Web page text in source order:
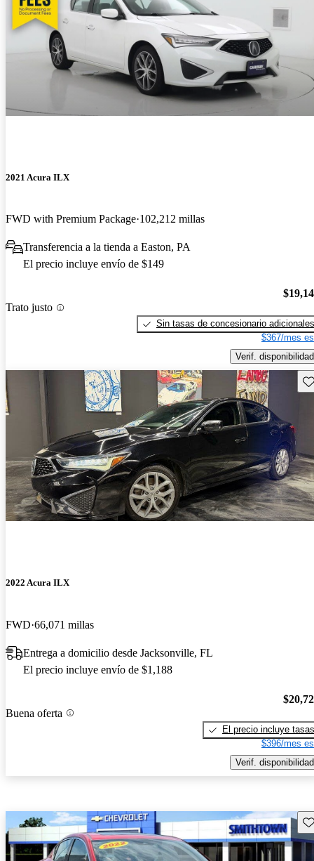
2021 Acura ILX
FWD with Premium Package 102,212 millas
Transferencia a la tienda a Easton, PA
El precio incluye envío de $149
Trato justo
Sin tasas de concesionario adicionales
$367/mes
Verif. disponibilidad
2022 Acura ILX
FWD 66,071 millas
Entrega a domicilio desde Jacksonville, FL
El precio incluye envío de $1,188
Buena oferta
El precio incluye tasas
$396/mes
Verif. disponibilidad